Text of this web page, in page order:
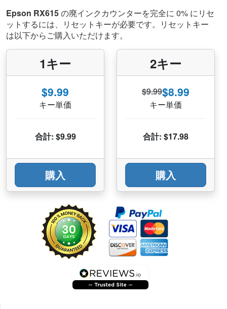
Epson RX615の廃インクカウンターを完全に 0% にリセ
ットするには、リセットキーが必要です。リセットキー
は以下からご購入いただけます。
1キー
$9.99
キー単価
合計: $9.99
購入
2キー
$9.99$8.99
キー単価
合計: $17.98
購入